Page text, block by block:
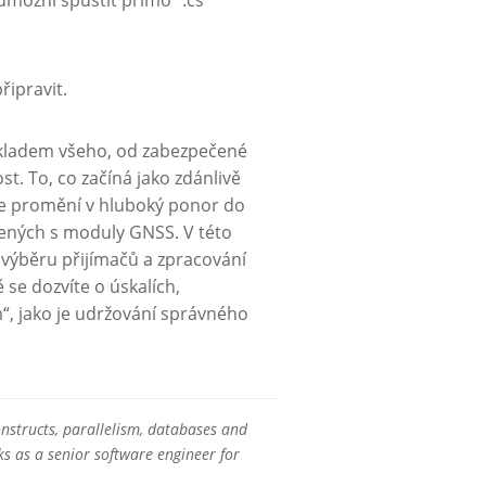
všeho, od zabezpečené
To, co začíná jako zdánlivě
promění v hluboký ponor do
s moduly GNSS. V této
přijímačů a zpracování
dozvíte o úskalích,
jako je udržování správného
parallelism, databases and
as a senior software engineer for